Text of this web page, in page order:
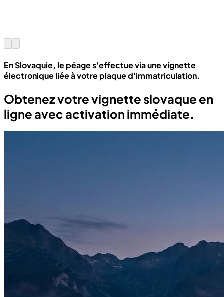
En Slovaquie, le péage s'effectue via une vignette
électronique liée à votre plaque d'immatriculation.
Obtenez votre vignette slovaque en
ligne avec activation immédiate.